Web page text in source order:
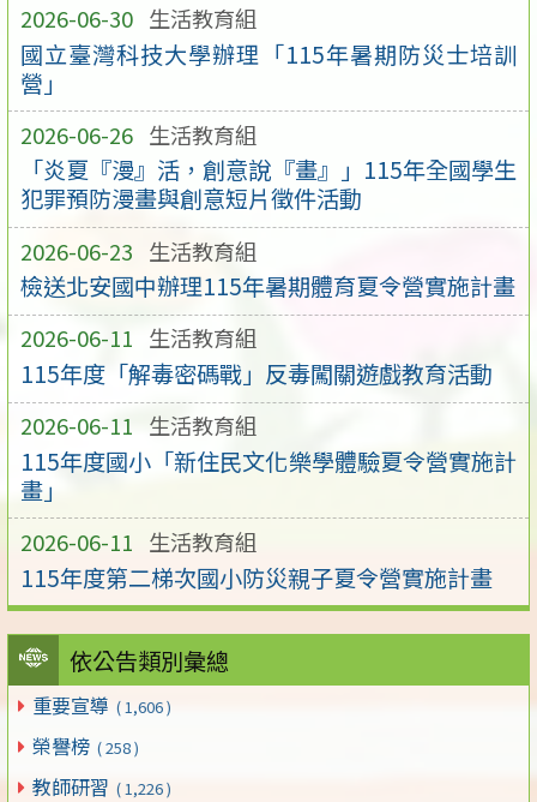
2026-06-30 生活教育組
國立臺灣科技大學辦理「115年暑期防災士培訓
營」
2026-06-26 生活教育組
「炎夏『漫』活，創意說『畫』」115年全國學生
犯罪預防漫畫與創意短片徵件活動
2026-06-23 生活教育組
檢送北安國中辦理115年暑期體育夏令營實施計畫
2026-06-11 生活教育組
115年度「解毒密碼戰」反毒闖關遊戲教育活動
2026-06-11 生活教育組
115年度國小「新住民文化樂學體驗夏令營實施計
畫」
2026-06-11 生活教育組
115年度第二梯次國小防災親子夏令營實施計畫
依公告類別彙總
重要宣導 ( 1,606 )
榮譽榜 ( 258 )
教師研習 ( 1,226 )